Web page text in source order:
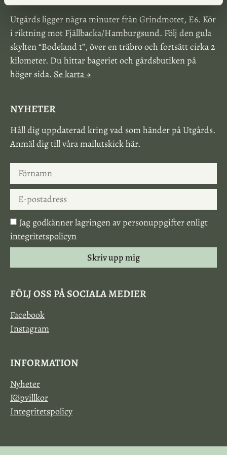
Utgårds ligger några minuter från Grindmotet, E6. Kör
i riktning mot Fjällbacka/Hamburgsund. Följ den gula
skylten “Bodeland 1”, över en träbro och fortsätt cirka 2
kilometer. Du hittar bageriet och gårdsbutiken på
höger sida. Se karta →
NYHETER
Håll dig uppdaterad kring vad som händer på Utgårds.
Anmäl dig till våra mailutskick här.
Jag godkänner lagringen av personuppgifter enligt
integritetspolicyn
Skriv upp mig
FÖLJ OSS PÅ SOCIALA MEDIER
Facebook
Instagram
INFORMATION
Nyheter
Köpvillkor
Integritetspolicy